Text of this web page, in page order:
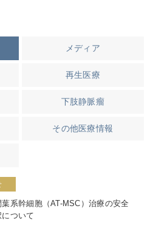
メディア
再生医療
下肢静脈瘤
その他医療情報
系幹細胞（AT-MSC）治療の安全
ついて